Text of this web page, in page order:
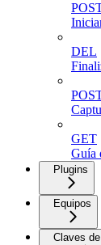
DEL
GET
Guía
Plugins
Equipos
Claves de